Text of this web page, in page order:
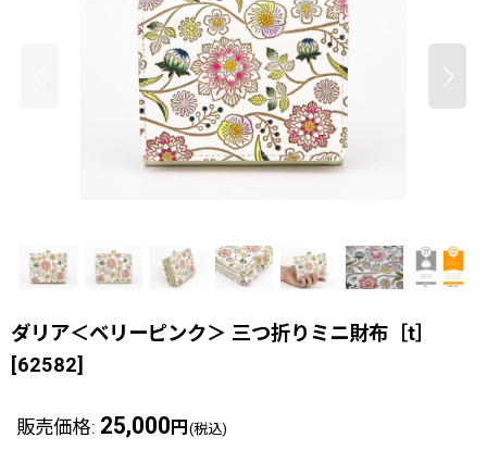
ダリア＜ベリーピンク＞ 三つ折りミニ財布［t］
[62582]
販売価格: 25,000 円 (税込)